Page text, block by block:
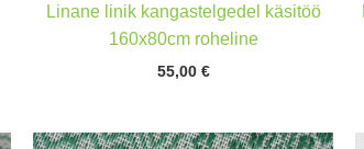
Linane linik kangastelgedel käsitöö
160x80cm roheline
55,00 €